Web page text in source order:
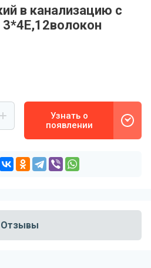
в канализацию с
Узнать о
появлении
Отзывы